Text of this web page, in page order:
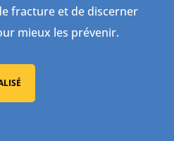
fracture et de discerner
mieux les prévenir.